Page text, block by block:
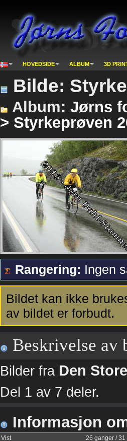
HOVEDSIDE ALBUM 3D
Bilde:
Album: Jørns
> Styrkeprøven
Rangering: Ingen
Bildet kan ikke
av bildet er forbudt.
Beskrivelse av
Bilder fra Den
Del 1 av 7 deler.
Informasjon
Vist
26 ganger /